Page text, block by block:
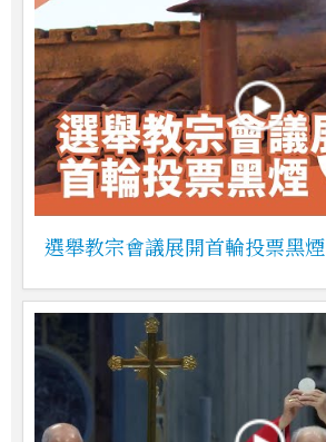
選舉教宗會議展開首輪投票黑煙